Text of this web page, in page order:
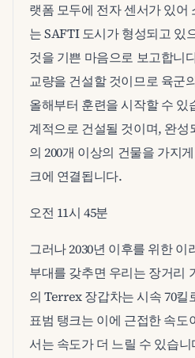
랫폼 모두에 전자 센서가 있어
는 SAFTI 도시가 형성되고 있
것을 기쁜 마음으로 보고합니
교량을 건설할 것이므로 육군
올해부터 훈련을 시작할 수 있
계적으로 건설될 것이며, 완성
의 200개 이상의 건물을 가지
크에 연결됩니다.
오전 11시 45분
그러나 2030년 이후를 위한
부대를 갖추면 우리는 장거리
의 Terrex 장갑차는 시속 70
표범 탱크는 이에 근접한 속도
서는 속도가 더 느릴 수 있습